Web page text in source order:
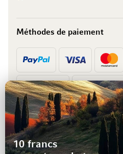
Méthodes de paiement
Prépaiement
10 francs